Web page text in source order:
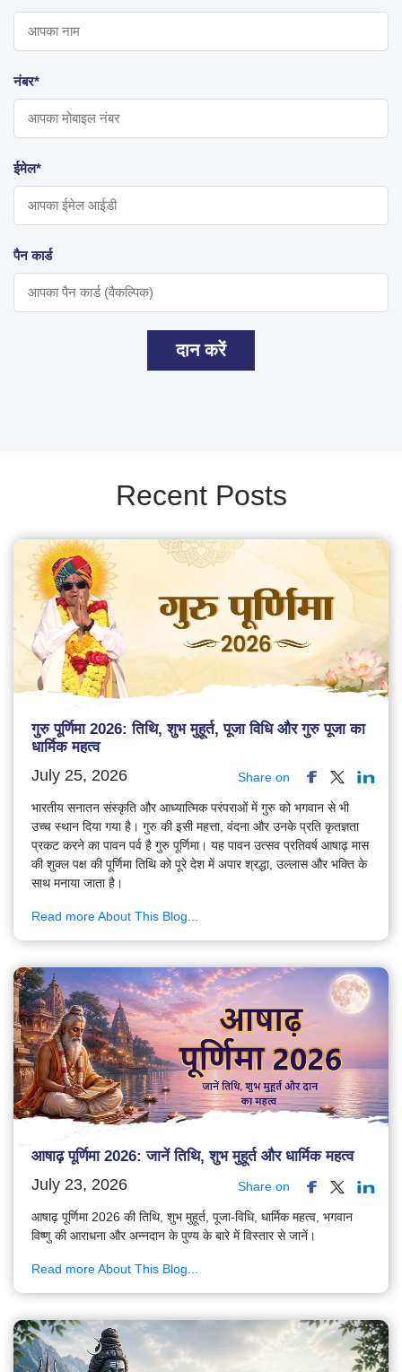
नंबर*
ईमेल*
पैन कार्ड
दान करें
Recent Posts
गुरु पूर्णिमा 2026: तिथि, शुभ मुहूर्त, पूजा विधि और गुरु पूजा का
धार्मिक महत्व
July 25, 2026 Share on
भारतीय सनातन संस्कृति और आध्यात्मिक परंपराओं में गुरु को भगवान से भी
उच्च स्थान दिया गया है। गुरु की इसी महत्ता, वंदना और उनके प्रति कृतज्ञता
प्रकट करने का पावन पर्व है गुरु पूर्णिमा। यह पावन उत्सव प्रतिवर्ष आषाढ़ मास
की शुक्ल पक्ष की पूर्णिमा तिथि को पूरे देश में अपार श्रद्धा, उल्लास और भक्ति के
साथ मनाया जाता है।
Read more About This Blog...
आषाढ़ पूर्णिमा 2026: जानें तिथि, शुभ मुहूर्त और धार्मिक महत्व
July 23, 2026 Share on
आषाढ़ पूर्णिमा 2026 की तिथि, शुभ मुहूर्त, पूजा-विधि, धार्मिक महत्व, भगवान
विष्णु की आराधना और अन्नदान के पुण्य के बारे में विस्तार से जानें।
Read more About This Blog...